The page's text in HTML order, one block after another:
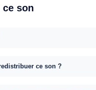
ce son
ce son ?